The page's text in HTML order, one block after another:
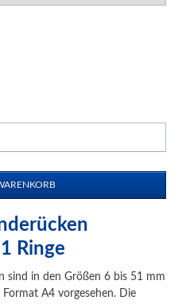
Ringe
sind in den Größen 6 bis 51 mm
A4 vorgesehen. Die